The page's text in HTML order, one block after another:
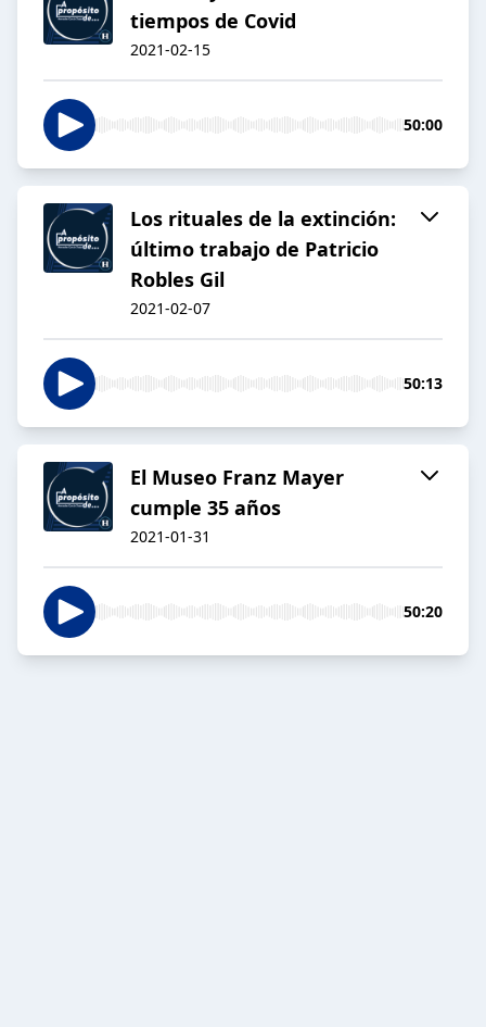
tiempos de Covid
2021-02-15
50:00
Los rituales de la extinción:
último trabajo de Patricio
Robles Gil
2021-02-07
50:13
El Museo Franz Mayer
cumple 35 años
2021-01-31
50:20